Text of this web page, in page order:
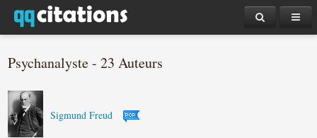
Psychanalyste - 23 Auteurs
Sigmund Freud